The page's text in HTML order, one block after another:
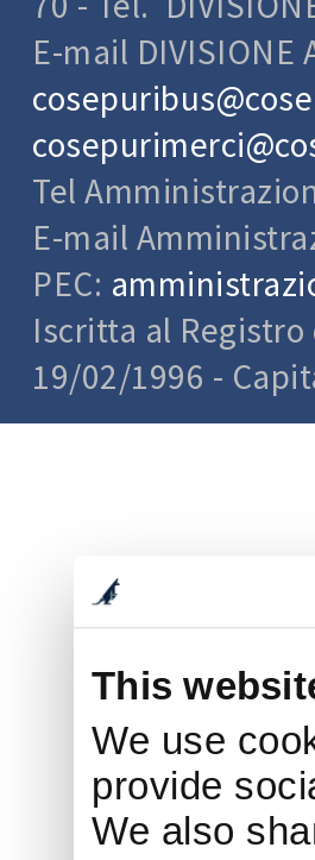
This
We use
provide
We also
E-mail DIVISIONE
Tel
E-mail
PEC:
Iscritta al Registro
19/02/1996 -